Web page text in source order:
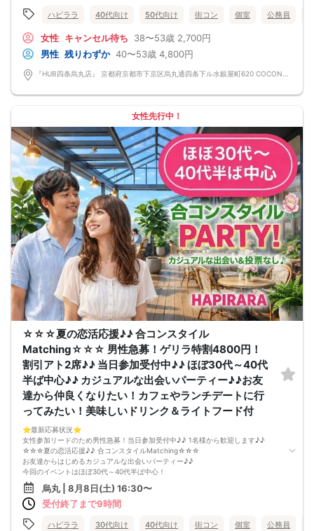
会場は、半個室のゆったりとした空間をご用意♪♪
周囲を気にせず、リラックスして交流できます。
会話しやすい和やかな雰囲気なので、安心してご参加いただけます♪♪
「まずはお友達から仲良くなりたい♪」
そんな想いにぴったりの コンパ風のライトな恋活イベント です。
れるはず♪♪
ゆったり着席スタイル♪♪
美味しいドリンクをサービス♡（ソフトドリンク・ノンアルカクテル・カクテ
ル・ビール等♪♪）
連絡先交換自由♪♪ 次に繋がりやすい♪♪
【お支払い方法】
当日現金払い♪
楽々♪クレジット払い♪
＜申込画面でいずれかを選択ください＞
※お申し込み後、即時でお客様のお席を確保しています♪
規定のキャンセルポリシーが適用されます。ご確認の上、お申込み願います。
男女調整・お席の確保等を行っております運営都合上、ご理解をお願いします。
【会場での受付】
10分前より受付♪
【ご参加規約】
開催中のマスク着用は任意とさせていただきます。
ドリンクメニュー・フード類については店舗により若干変更する場合がありま
す。
男女調整のため規定のキャンセルポリシーが適用されます。ご確認の上、お申込
み願います。
お席の確保等を行っております運営都合上、ご理解をお願いします。
最少催行人数2対2～
ただし当日欠席による人数減少は不可抗力のため返金は行いません。
本イベントは貴重な同世代との出会いの場です。
上記同意了承の上お申し込みいただいたとみなします。
イベント当日、イベントの進行をスムーズにする為、スタッフの指示に従ってく
ださい。
ハピララ 40代向け 50代向け 街コン 個室 公務員
女性 キャンセル待ち 38〜53歳 2,700円
男性 残りわずか 40〜53歳 4,800円
『HUB四条烏丸店』 京都府京都市下京区烏丸通四条下ル水銀屋町620 COCON烏丸B1F
女性先行中！
☆☆☆夏の恋活応援♪♪ 合コンスタイル
Matching☆☆☆ 男性急募！ゲリラ特割4800円！
割引アト2席♪♪ 当日参加受付中♪♪ ほぼ30代～40代
半ば中心♪♪ カジュアルな出会いパーティー♪♪お友
達から仲良くなりたい！カフェやランチデートに行
ってみたい！美味しいドリンク＆ライトフード付
⭐️最新応募状況⭐️
女性参加リードのため男性急募！当日参加受付中♪♪ 1名様から歓迎します♪♪
☆☆☆夏の恋活応援♪♪ 合コンスタイルMatching☆☆☆
お友達からはじめるカジュアルな出会いパーティー♪♪
今回のイベントはほぼ30代～40代半ば中心！
「まずは気軽に友達として仲良くなりたい♪♪」
「気になる方とカフェやランチデートに行ってみたい♪♪」
「良きパートナーを見つけたい♪♪」
なにか懐かしいこのコンパの雰囲気・・・！
烏丸 | 8月8日(土) 16:30〜
受付終了まで9時間
ハピララ 30代向け 40代向け 街コン 個室 公務員